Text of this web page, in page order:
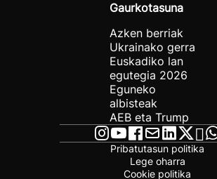
Gaurkotasuna
Azken berriak
Ukrainako gerra
Euskadiko lan
egutegia 2026
Eguneko
albisteak
AEB eta Trump
Pribatutasun politika
Lege oharra
Cookie politika